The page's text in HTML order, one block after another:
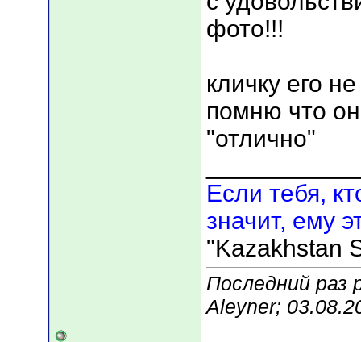
фото!!!
кличку его
помню что
"отлично"
Если тебя,
значит, ему
"Kazakhstan
Последний раз
Aleyner;